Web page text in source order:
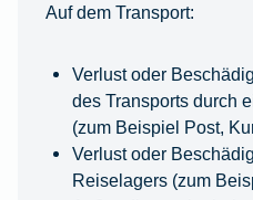
Auf dem Transport:
Verlust oder
des Transports durch
(zum Beispiel Post,
Verlust oder
Reiselagers (zum